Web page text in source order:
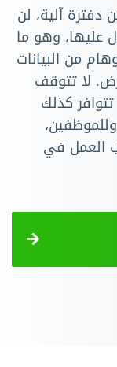
دفترة آلية، لن
وهو ما
من البيانات
لا تتوقف
تتوافر كذلك
العمل في